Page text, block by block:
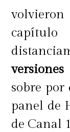
volvieron
sobre
panel de
de Canal